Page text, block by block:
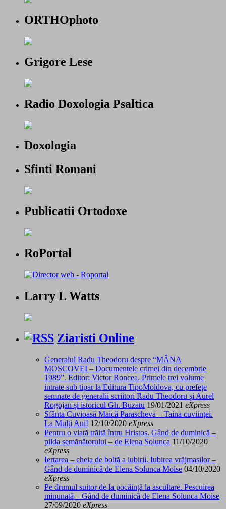
ORTHOphoto
Grigore Lese
Radio Doxologia Psaltica
Doxologia
Sfinti Romani
Publicatii Ortodoxe
RoPortal
Larry L Watts
Ziaristi Online
Generalul Radu Theodoru despre “MÂNA
MOSCOVEI – Documentele crimei din decembrie
1989”. Editor: Victor Roncea. Primele trei volume
intrate sub tipar la Editura TipoMoldova, cu prefețe
semnate de generalii scriitori Radu Theodoru și Aurel
Rogojan și istoricul Gh. Buzatu 19/01/2021 eXpress
Sfânta Cuvioasă Maică Parascheva – Taina cuviinței.
La Mulți Ani! 12/10/2020 eXpress
Pentru o viață trăită întru Hristos. Gând de duminică –
pilda semănătorului – de Elena Solunca 11/10/2020
eXpress
Iertarea – cheia de boltă a iubirii. Iubirea vrăjmașilor –
Gând de duminică de Elena Solunca Moise 04/10/2020
eXpress
Pe drumul suitor de la pocăință la ascultare. Pescuirea
minunată – Gând de duminică de Elena Solunca Moise
27/09/2020 eXpress